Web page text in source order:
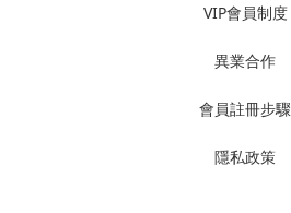
VIP會員制度
異業合作
會員註冊步驟
隱私政策